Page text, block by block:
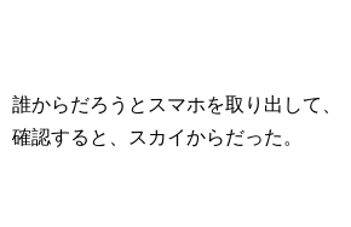
誰からだろうとスマホを取り出して、
確認すると、スカイからだった。